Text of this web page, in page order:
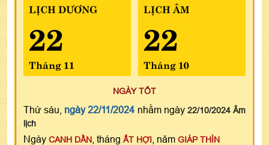
LỊCH DƯƠNG
22
Tháng 11
LỊCH ÂM
22
Tháng 10
NGÀY TỐT
Thứ sáu, ngày 22/11/2024 nhằm ngày 22/10/2024 Âm
lịch
Ngày CANH DẦN , tháng ẤT HỢI , năm GIÁP THÌN